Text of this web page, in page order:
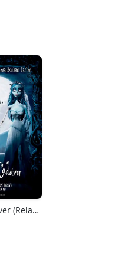
A Noiva Cadáver (Relançamento)